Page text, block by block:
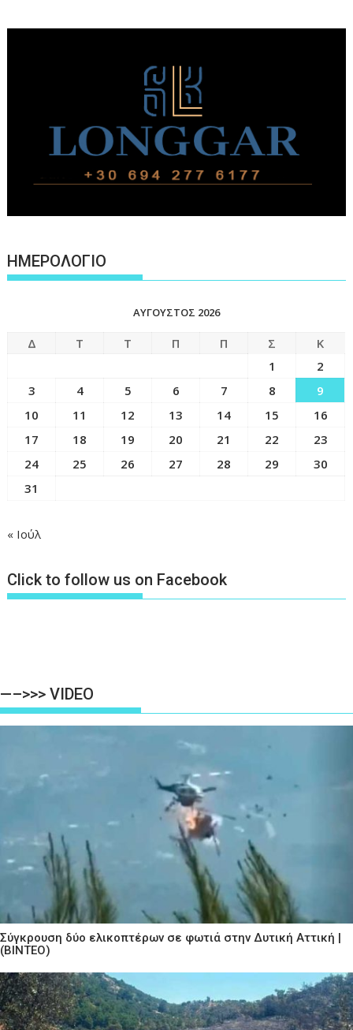
ΗΜΕΡΟΛΟΓΙΟ
ΑΎΓΟΥΣΤΟΣ 2026
Δ Τ Τ Π Π Σ
Κ
1
2
3
4 5 6 7 8
9
10
11 12 13 14 15
16
17
18 19 20 21 22
23
24
25 26 27 28 29
30
31
« Ιούλ
Click to follow us on Facebook
—–>>> VIDEO
Σύγκρουση δύο ελικοπτέρων σε φωτιά στην Δυτική Αττική |
(ΒΙΝΤΕΟ)